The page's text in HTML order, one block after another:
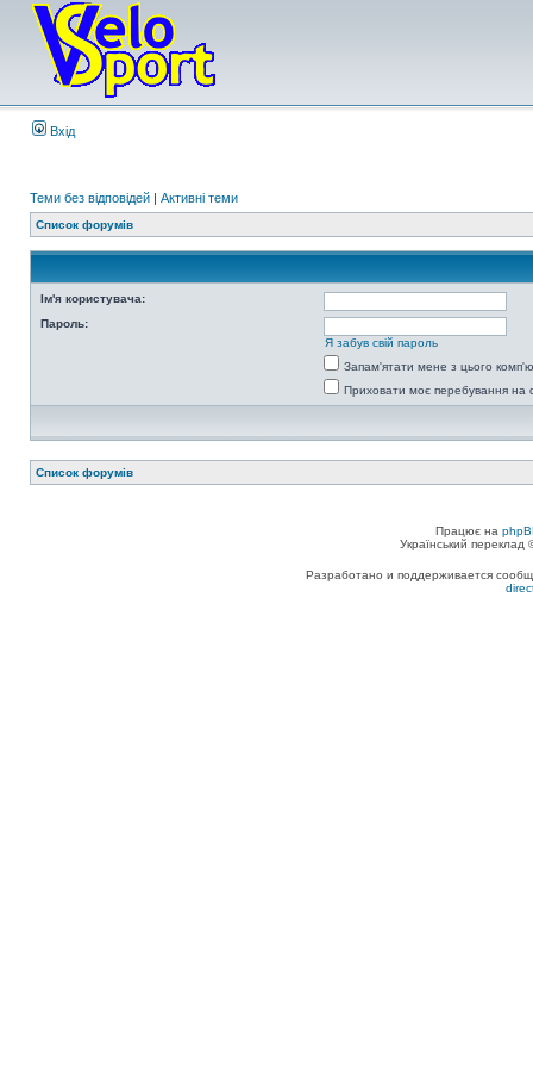
Вхід
Теми без відповідей | Активні теми
Список форумів
Ім'я користувача:
Пароль:
Я забув свій пароль
Запам'ятати мене з цього
Приховати моє перебування на
Список форумів
Працює на
Український
Разработано и поддерживается